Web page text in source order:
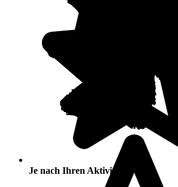
Je nach Ihren Aktivitäten